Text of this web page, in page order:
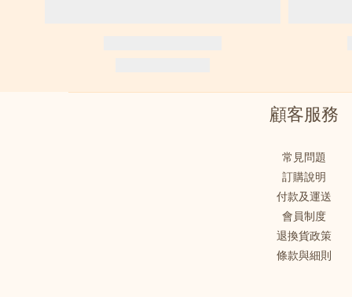
顧客服務
常見問題
訂購說明
付款及運送
會員制度
退換貨政策
條款與細則